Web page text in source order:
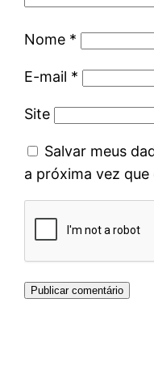
Nome *
E-mail *
Site
Salvar meus
a próxima vez que